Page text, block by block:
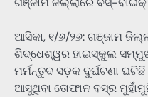
ଆସିକା, ୧/୬/୨୬: ଗଞ୍ଜାମ
ଶିଦ୍ଧେଶ୍ୱର ହାଇସ୍କୁଲ
ମର୍ମନ୍ତୁଦ ସଡ଼କ ଦୁର୍ଘଟଣା
ଆସୁଥିବା ତୋଫାନ ବସ୍‌ର